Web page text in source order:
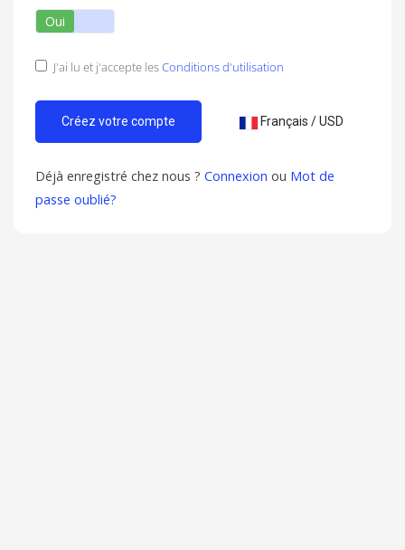
Oui
J'ai lu et j'accepte lesConditions d'utilisation
Français / USD
Déjà enregistré chez nous ? Connexion ou Mot de
passe oublié?